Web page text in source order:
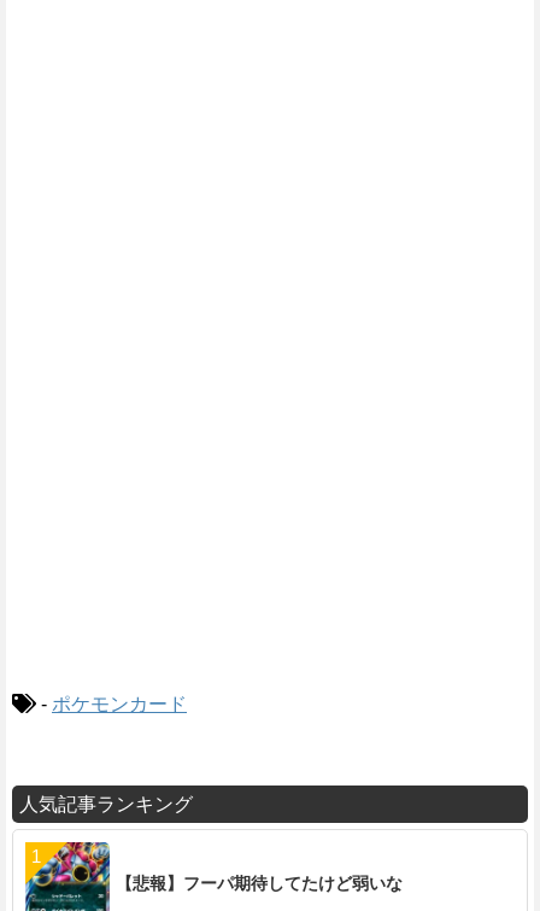
- ポケモンカード
人気記事ランキング
【悲報】フーパ期待してたけど弱いな